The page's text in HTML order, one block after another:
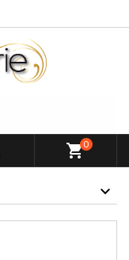
shopping_cart0